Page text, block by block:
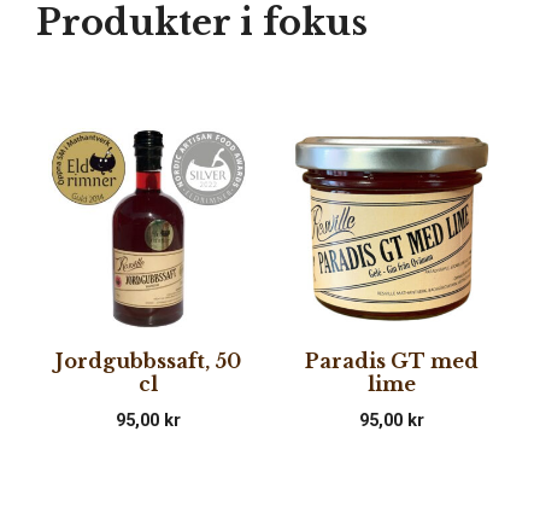
Produkter i fokus
Jordgubbssaft, 50
cl
95,00 kr
Paradis GT med
lime
95,00 kr